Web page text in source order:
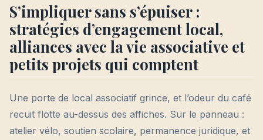
S’impliquer sans s’épuiser :
stratégies d’engagement local,
alliances avec la vie associative et
petits projets qui comptent
Une porte de local associatif grince, et l’odeur du café
recuit flotte au-dessus des affiches. Sur le panneau :
atelier vélo, soutien scolaire, permanence juridique, et